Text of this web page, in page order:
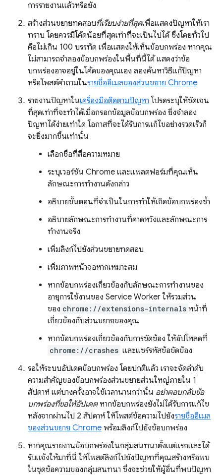
การรายงานแล้วหรือยัง
สร้างส่วนขยายทดสอบที่เรียบง่ายที่สุดเพื่อแสดงปัญหาให้เรา
ทราบ โดยควรมีโค้ดน้อยที่สุดเท่าที่จะเป็นไปได้ ซึ่งโดยทั่วไป
คือไม่เกิน 100 บรรทัด เพื่อแสดงให้เห็นข้อบกพร่อง หากคุณ
ไม่สามารถจำลองข้อบกพร่องในพื้นที่นี้ได้ แสดงว่าข้อ
บกพร่องอาจอยู่ในโค้ดของคุณเอง ลองค้นหาวิธีแก้ปัญหา
หรือโพสต์คำถามในรายชื่ออีเมลของส่วนขยาย Chrome
รายงานปัญหาในเครื่องมือติดตามปัญหา โปรดระบุให้ชัดเจน
ที่สุดเท่าที่จะทำได้เมื่อกรอกข้อมูลข้อบกพร่อง ยิ่งจำลอง
ปัญหาได้ง่ายเท่าใด โอกาสที่จะได้รับการแก้ไขอย่างรวดเร็วก็
จะยิ่งมากขึ้นเท่านั้น
เลือกชื่อที่สื่อความหมาย
ระบุเวอร์ชัน Chrome และแพลตฟอร์มที่คุณเห็น
ลักษณะการทำงานดังกล่าว
อธิบายขั้นตอนที่จำเป็นในการทำให้เกิดข้อบกพร่องซ้ำ
อธิบายลักษณะการทำงานที่คาดหวังและลักษณะการ
ทำงานจริง
เพิ่มลิงก์ไปยังส่วนขยายทดสอบ
เพิ่มภาพหน้าจอหากเหมาะสม
หากข้อบกพร่องเกี่ยวข้องกับลักษณะการทำงานของ
อายุการใช้งานของ Service Worker ให้รวมส่วน
ของ chrome://extensions-internals หน้าที่
เกี่ยวข้องกับส่วนขยายของคุณ
หากข้อบกพร่องเกี่ยวข้องกับการขัดข้อง ให้อัปโหลดที่
chrome://crashes และแชร์รหัสข้อขัดข้อง
รอให้ระบบอัปเดตข้อบกพร่อง โดยปกติแล้ว เราจะจัดลำดับ
ความสำคัญของข้อบกพร่องส่วนขยายส่วนใหญ่ภายใน 1
สัปดาห์ แต่บางครั้งอาจใช้เวลานานกว่านั้น อย่าตอบกลับข้อ
บกพร่องที่ขอให้อัปเดตหากข้อบกพร่องยังไม่ได้รับการแก้ไข
หลังจากผ่านไป 2 สัปดาห์ ให้โพสต์ข้อความไปยังรายชื่ออีเมล
ของส่วนขยาย Chrome พร้อมลิงก์ไปยังข้อบกพร่อง
หากคุณรายงานข้อบกพร่องในกลุ่มสนทนาตั้งแต่แรกและได้
รับแจ้งให้มาที่นี่ ให้โพสต์ลิงก์ไปยังปัญหาที่คุณสร้างหรือพบ
ในชุดข้อความของกลุ่มสนทนา ซึ่งจะช่วยให้ผู้อื่นที่พบปัญหา